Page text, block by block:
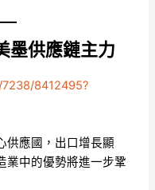
墨供應鏈主力
8412495?
供應國，出口增長顯
業中的優勢將進一步鞏